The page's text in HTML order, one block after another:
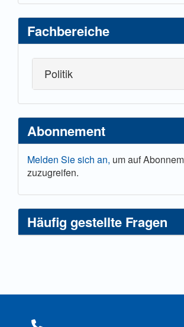
Fachbereiche
Politik
Abonnement
Melden Sie sich an, um auf
zuzugreifen.
Häufig gestellte Fragen